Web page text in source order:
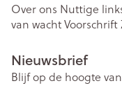
Over ons Nuttige
van wachtVoorschrift
Nieuwsbrief
Blijf op de hoogte